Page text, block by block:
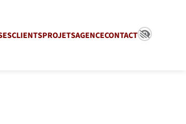
CLIENTSPROJETSAGENCECONTACT